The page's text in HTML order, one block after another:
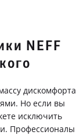
NEFF
дискомфорта
Но если вы
исключить
Профессионалы